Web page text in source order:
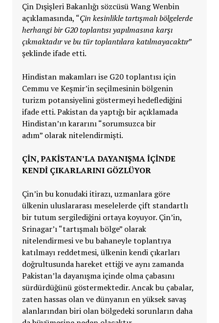
Çin Dışişleri Bakanlığı sözcüsü Wang Wenbin
açıklamasında, “Çin kesinlikle tartışmalı bölgelerde
herhangi bir G20 toplantısı yapılmasına karşı
çıkmaktadır ve bu tür toplantılara katılmayacaktır”
şeklinde ifade etti.
Hindistan makamları ise G20 toplantısı için
Cemmu ve Keşmir’in seçilmesinin bölgenin
turizm potansiyelini göstermeyi hedeflediğini
ifade etti. Pakistan da yaptığı bir açıklamada
Hindistan’ın kararını “sorumsuzca bir
adım” olarak nitelendirmişti.
ÇİN, PAKİSTAN’LA DAYANIŞMA İÇİNDE
KENDİ ÇIKARLARINI GÖZLÜYOR
Çin’in bu konudaki itirazı, uzmanlara göre
ülkenin uluslararası meselelerde çift standartlı
bir tutum sergilediğini ortaya koyuyor. Çin’in,
Srinagar’ı “tartışmalı bölge” olarak
nitelendirmesi ve bu bahaneyle toplantıya
katılmayı reddetmesi, ülkenin kendi çıkarları
doğrultusunda hareket ettiği ve aynı zamanda
Pakistan’la dayanışma içinde olma çabasını
sürdürdüğünü göstermektedir. Ancak bu çabalar,
zaten hassas olan ve dünyanın en yüksek savaş
alanlarından biri olan bölgedeki sorunların daha